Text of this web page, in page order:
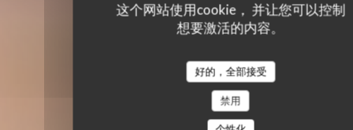
这个网站使用cookie， 并让您可以控制
想要激活的内容。
好的，全部接受
禁用